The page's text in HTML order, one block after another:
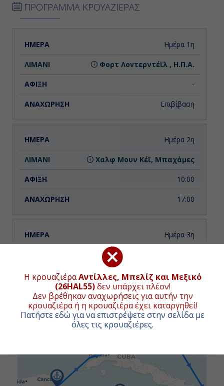
Η κρουαζιέραΑντίλλες, Μπελίζ και Μεξικό
(26HAL55)δεν υπάρχει πλέον!
Δεν βρέθηκαν αναχωρήσεις για αυτήν την
κρουαζιέρα ή η κρουαζιέρα έχει καταργηθεί!
Πατήστε εδώ για να επιστρέψετε στην σελίδα με
όλες τις κρουαζιέρες.
ΠΡΟΓΡΑΜΜΑ ΚΡΟΥΑΖΙΕΡΑΣ
ΗΜΕΡΑ ΑΝΑΧΩΡΗΣΗ
Ημέρα 1η
Φορτ Λοvτερντέϊλ , Η.Π.Α.
-
Επιβίβαση
Ημέρα 2η
Χαλφ Μουν Κέϊ, Μπαχάμες
10:00
17:00
Ημέρα 3η
-
-
8:00
ΧΑΡΤΗΣ ΚΡΟΥΑΖΙΕΡΑΣ
+
−